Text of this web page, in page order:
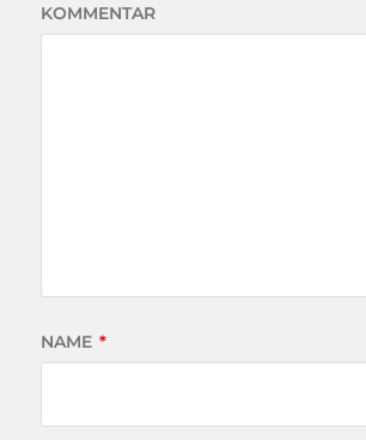
KOMMENTAR
NAME *